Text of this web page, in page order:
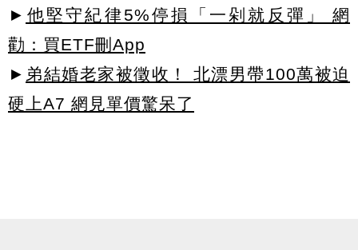
► 他堅守紀律5%停損「一剁就反彈」 網
勸：買ETF刪App
► 弟結婚老家被徵收！ 北漂男帶100萬被迫
硬上A7 網見單價驚呆了